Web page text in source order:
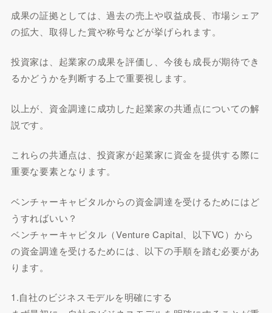
成果の証拠としては、過去の売上や収益成長、市場シェア
の拡大、取得した賞や称号などが挙げられます。
投資家は、起業家の成果を評価し、今後も成長が期待でき
るかどうかを判断する上で重要視します。
以上が、資金調達に成功した起業家の共通点についての解
説です。
これらの共通点は、投資家が起業家に資金を提供する際に
重要な要素となります。
ベンチャーキャピタルからの資金調達を受けるためにはど
うすればいい？
ベンチャーキャピタル（Venture Capital、以下VC）から
の資金調達を受けるためには、以下の手順を踏む必要があ
ります。
1.自社のビジネスモデルを明確にする